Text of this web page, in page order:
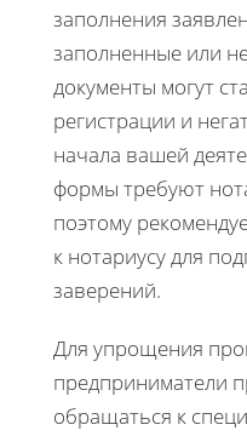
заполнения
заполненные или
документы могут
регистрации и
начала вашей
формы требуют
поэтому
к нотариусу для
заверений.
Для упрощения
предприниматели
обращаться к